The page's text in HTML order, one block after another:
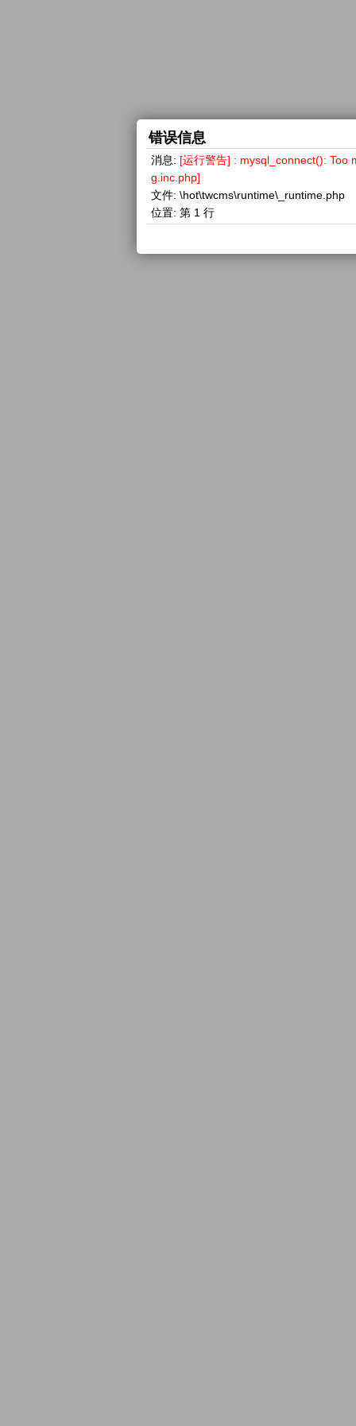
错误信息
消息: [运行警告] : mysql_connect(): Too
g.inc.php]
文件: \hot\twcms\runtime\_runtime.php
位置: 第 1 行